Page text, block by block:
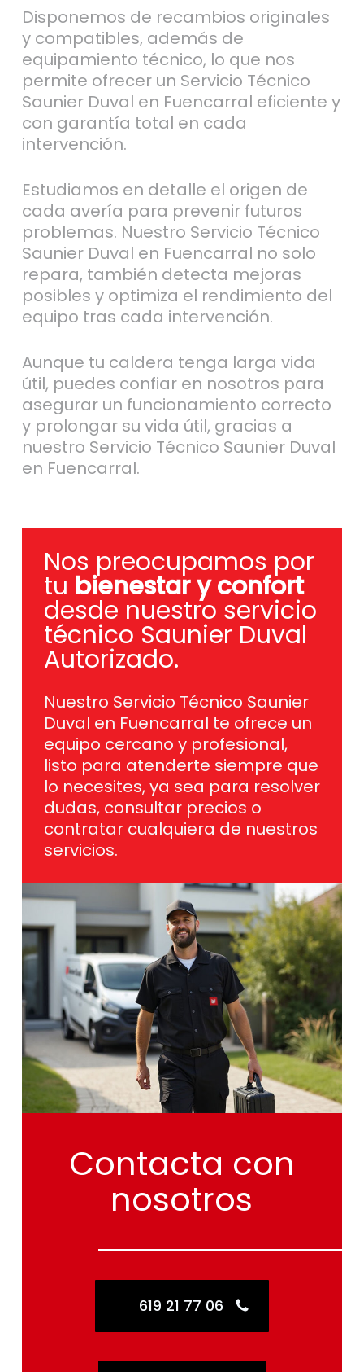
Disponemos de recambios originales
y compatibles, además de
equipamiento técnico, lo que nos
permite ofrecer un Servicio Técnico
Saunier Duval en Fuencarral eficiente y
con garantía total en cada
intervención.
Estudiamos en detalle el origen de
cada avería para prevenir futuros
problemas. Nuestro Servicio Técnico
Saunier Duval en Fuencarral no solo
repara, también detecta mejoras
posibles y optimiza el rendimiento del
equipo tras cada intervención.
Aunque tu caldera tenga larga vida
útil, puedes confiar en nosotros para
asegurar un funcionamiento correcto
y prolongar su vida útil, gracias a
nuestro Servicio Técnico Saunier Duval
en Fuencarral.
Nos preocupamos por
tu bienestar y confort
desde nuestro servicio
técnico Saunier Duval
Autorizado.
Nuestro Servicio Técnico Saunier
Duval en Fuencarral te ofrece un
equipo cercano y profesional,
listo para atenderte siempre que
lo necesites, ya sea para resolver
dudas, consultar precios o
contratar cualquiera de nuestros
servicios.
Contacta con
nosotros
619 21 77 06